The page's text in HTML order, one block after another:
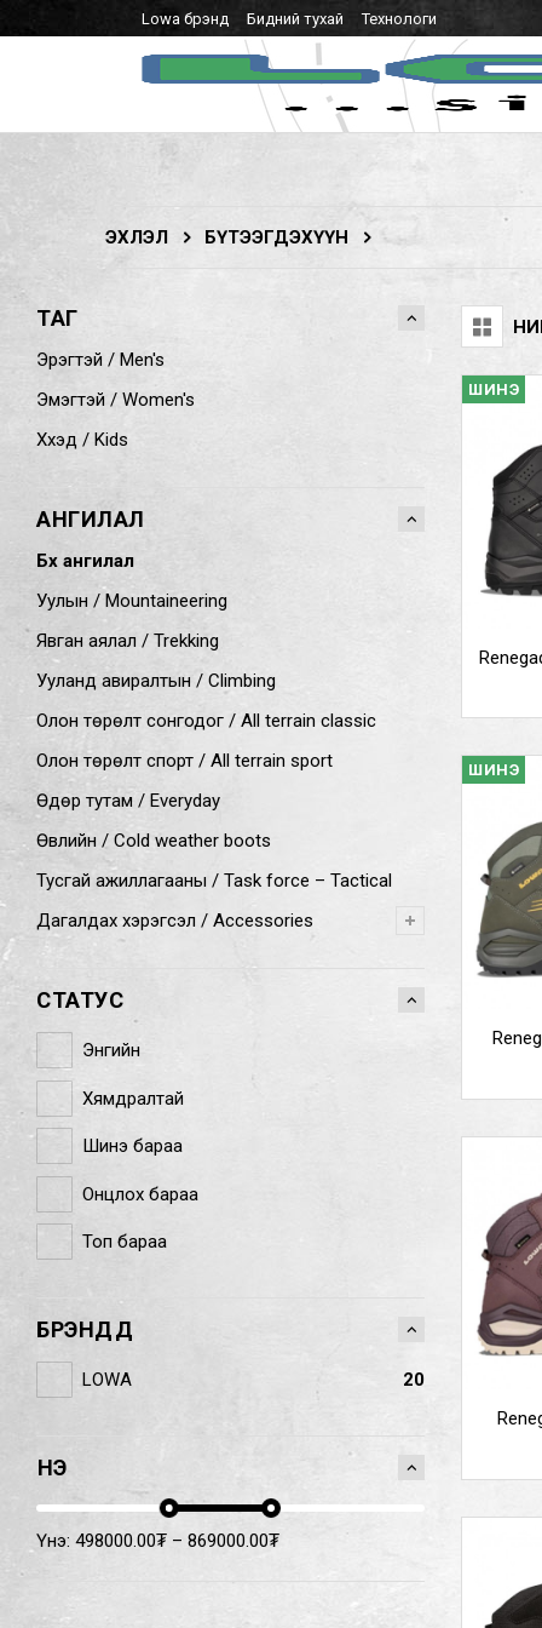
Lowa брэнд Бидний тухай Технологи
ЭХЛЭЛ БҮТЭЭГДЭХҮҮН
ТАГ
Эрэгтэй / Men's
Эмэгтэй / Women's
Хүүхэд / Kids
АНГИЛАЛ
Бүх ангилал
Уулын / Mountaineering
Явган аялал / Trekking
Ууланд авиралтын / Climbing
Олон төрөлт сонгодог / All terrain classic
Олон төрөлт спорт / All terrain sport
Өдөр тутам / Everyday
Өвлийн / Cold weather boots
Тусгай ажиллагааны / Task force – Tactical
Дагалдах хэрэгсэл / Accessories
СТАТУС
Энгийн
Хямдралтай
Шинэ бараа
Онцлох бараа
Топ бараа
БРЭНДҮҮД
LOWA 20
ҮНЭ
Үнэ: 498000.00₮ – 869000.00₮
ШИНЭ
ШИНЭ